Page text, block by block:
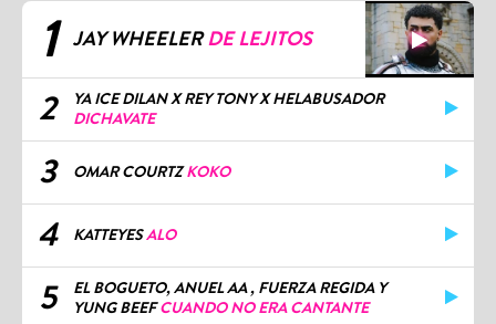
1 JAY WHEELERDE LEJITOS
2
YA ICE DILAN X REY TONY X HELABUSADOR
DICHAVATE
3 OMAR COURTZKOKO
4 KATTEYESALO
5
EL BOGUETO, ANUEL AA , FUERZA REGIDA Y
YUNG BEEFCUANDO NO ERA CANTANTE